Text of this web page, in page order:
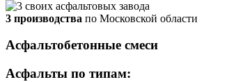
3 производства по Московской области
Асфальтобетонные смеси
Асфальты по типам: